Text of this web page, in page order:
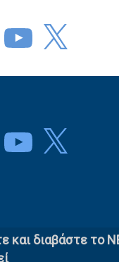
YouTube
X
YouTube
X
και διαβάστε το